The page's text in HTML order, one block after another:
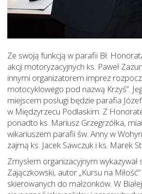
Ze swoją funkcją w parafii Bł.
akcji motoryzacyjnych ks. Paweł
innymi organizatorem imprez
motocyklowego pod nazwą Krzyś”.
miejscem posługi będzie parafia
w Międzyrzecu Podlaskim. Z
ponadto ks. Mariusz Grzegrzółka,
wikariuszem parafii św. Anny w
zajmą ks. Jacek Sawczuk i ks. Marek
Zmysłem organizacyjnym wykazywał
Zajączkowski, autor „Kursu na
skierowanych do małżonków. W